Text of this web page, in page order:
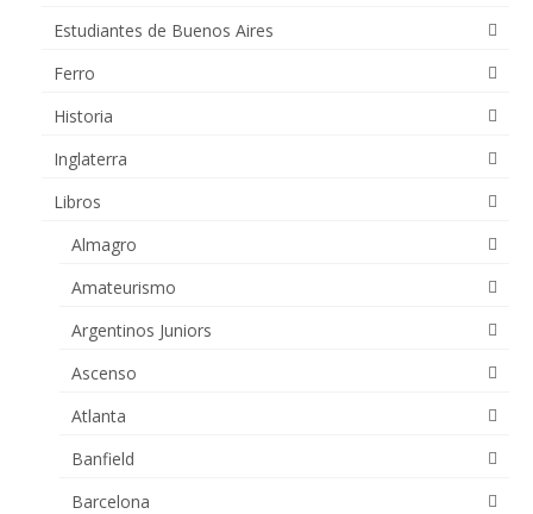
Estudiantes de Buenos Aires
Ferro
Historia
Inglaterra
Libros
Almagro
Amateurismo
Argentinos Juniors
Ascenso
Atlanta
Banfield
Barcelona